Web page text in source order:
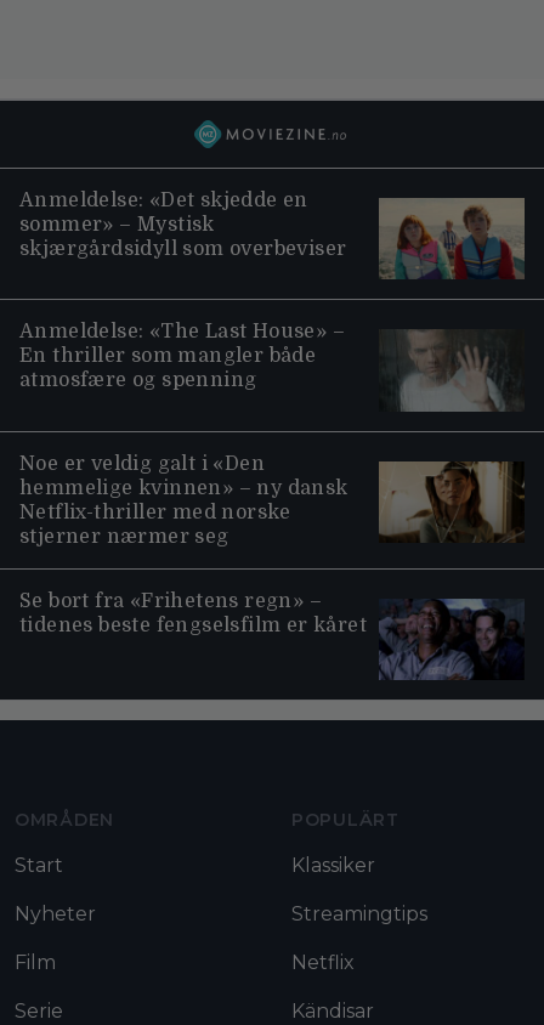
Anmeldelse: «Det skjedde en
sommer» – Mystisk
skjærgårdsidyll som overbeviser
Anmeldelse: «The Last House» –
En thriller som mangler både
atmosfære og spenning
Noe er veldig galt i «Den
hemmelige kvinnen» – ny dansk
Netflix-thriller med norske
stjerner nærmer seg
Se bort fra «Frihetens regn» –
tidenes beste fengselsfilm er kåret
OMRÅDEN
Start
Nyheter
Film
Serie
POPULÄRT
Klassiker
Streamingtips
Netflix
Kändisar